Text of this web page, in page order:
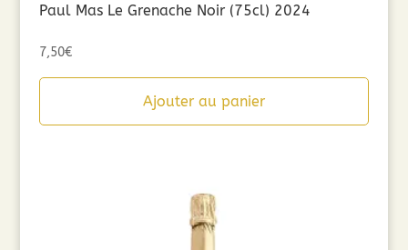
Paul Mas Le Grenache Noir (75cl) 2024
7,50€
Ajouter au panier